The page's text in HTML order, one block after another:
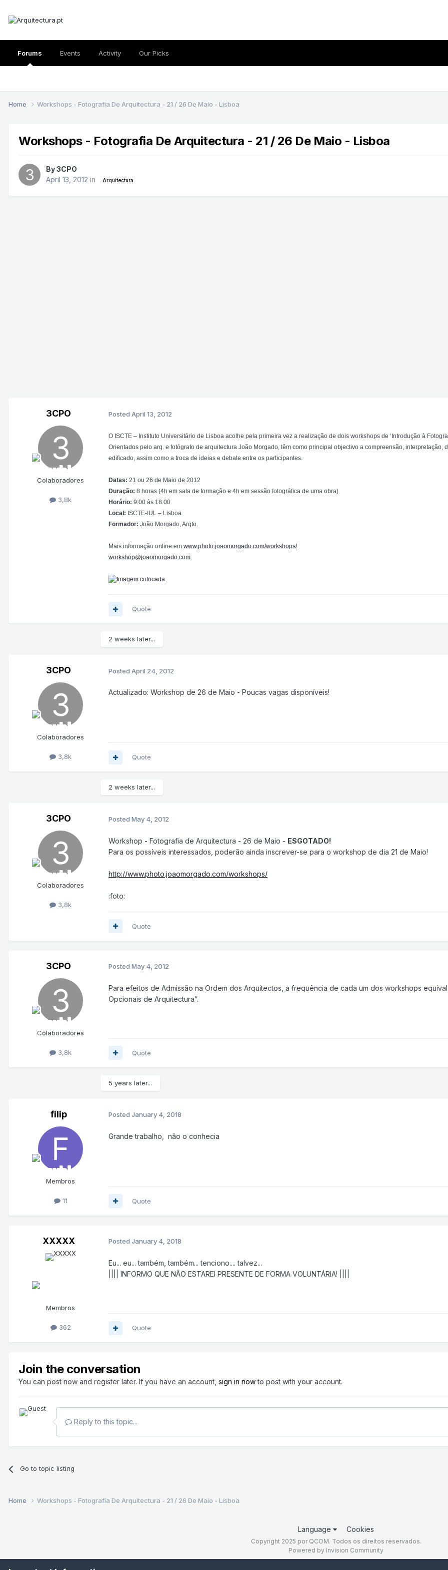
Forums Events Activity Our Picks
Home Workshops - Fotografia De Arquitectura - 21 / 26 De Maio - Lisboa
Workshops - Fotografia De Arquitectura - 21 / 26 De Maio - Lisboa
By3CPO
April 13, 2012 in Arquitectura
3CPO
Colaboradores
3,8k
Posted April 13, 2012
O ISCTE – Instituto Universitário de Lisboa acolhe pela primeira vez a realização de dois workshops de ‘Introdução à
Orientados pelo arq. e fotógrafo de arquitectura João Morgado, têm como principal objectivo a compreensão,
edificado, assim como a troca de ideias e debate entre os participantes.
Datas: 21 ou 26 de Maio de 2012
Duração: 8 horas (4h em sala de formação e 4h em sessão fotográfica de uma obra)
Horário: 9:00 às 18:00
Local: ISCTE-IUL – Lisboa
Formador: João Morgado, Arqto.
Mais informação online em www.photo.joaomorgado.com/workshops/
workshop@joaomorgado.com
Quote
2 weeks later...
3CPO
Colaboradores
3,8k
Posted April 24, 2012
Actualizado: Workshop de 26 de Maio - Poucas vagas disponíveis!
Quote
2 weeks later...
3CPO
Colaboradores
3,8k
Posted May 4, 2012
Workshop - Fotografia de Arquitectura - 26 de Maio - ESGOTADO!
Para os possíveis interessados, poderão ainda inscrever-se para o workshop de dia 21 de Maio!
http://www.photo.joaomorgado.com/workshops/
:foto:
Quote
3CPO
Colaboradores
3,8k
Posted May 4, 2012
Para efeitos de Admissão na Ordem dos Arquitectos, a frequência de cada um dos workshops
Opcionais de Arquitectura”.
Quote
5 years later...
filip
Membros
11
Posted January 4, 2018
Grande trabalho, não o conhecia
Quote
XXXXX
Membros
362
Posted January 4, 2018
Eu... eu... também, também... tenciono.... talvez...
|||| INFORMO QUE NÃO ESTAREI PRESENTE DE FORMA VOLUNTÁRIA! ||||
Quote
Join the conversation
You can post now and register later. If you have an account, sign in nowto post with your account.
Reply to this topic...
Go to topic listing
Home Workshops - Fotografia De Arquitectura - 21 / 26 De Maio - Lisboa
Language Cookies
Copyright 2025 por QCOM. Todos os direitos reservados.
Powered by Invision Community